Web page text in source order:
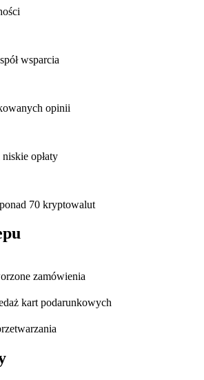
wsparcia
opinii
opłaty
70 kryptowalut
zamówienia
kart podarunkowych